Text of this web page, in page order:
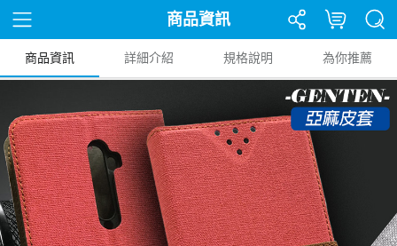
商品資訊
商品資訊 詳細介紹 規格說明 為你推薦